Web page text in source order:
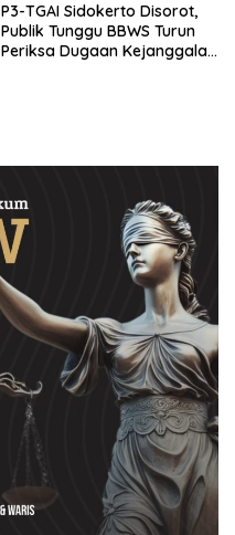
P3-TGAI Sidokerto Disorot,
Publik Tunggu BBWS Turun
Periksa Dugaan Kejanggalan